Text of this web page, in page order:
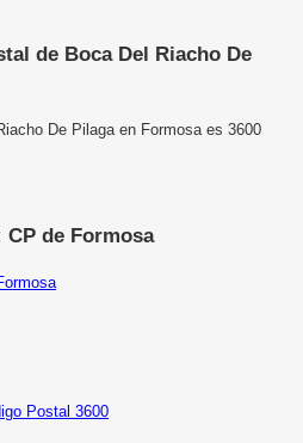
de Boca Del Riacho De
De Pilaga en Formosa es 3600
de Formosa
Postal 3600